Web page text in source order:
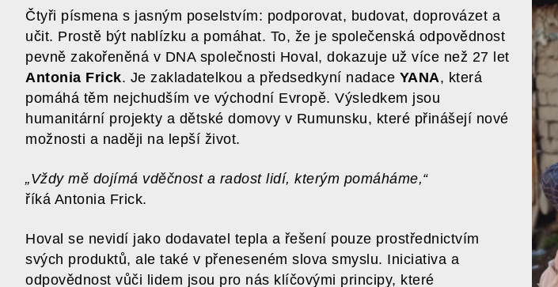
Čtyři písmena s jasným poselstvím: podporovat, budovat, doprovázet a
učit. Prostě být nablízku a pomáhat. To, že je společenská odpovědnost
pevně zakořeněná v DNA společnosti Hoval, dokazuje už více než 27 let
Antonia Frick. Je zakladatelkou a předsedkyní nadace YANA, která
pomáhá těm nejchudším ve východní Evropě. Výsledkem jsou
humanitární projekty a dětské domovy v Rumunsku, které přinášejí nové
možnosti a naději na lepší život.
„Vždy mě dojímá vděčnost a radost lidí, kterým pomáháme,“
říká Antonia Frick.
Hoval se nevidí jako dodavatel tepla a řešení pouze prostřednictvím
svých produktů, ale také v přeneseném slova smyslu. Iniciativa a
odpovědnost vůči lidem jsou pro nás klíčovými principy, které